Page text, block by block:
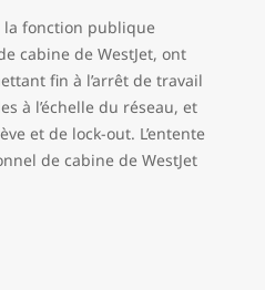
la fonction publique
cabine de WestJet, ont
fin à l’arrêt de travail
à l’échelle du réseau, et
et de lock-out. L’entente
de cabine de WestJet